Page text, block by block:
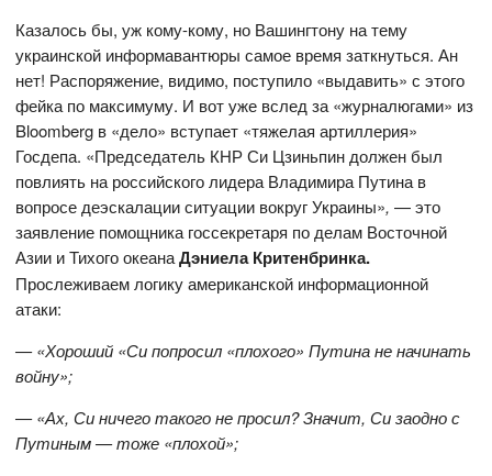
Казалось бы, уж кому-кому, но Вашингтону на тему
украинской информавантюры самое время заткнуться. Ан
нет! Распоряжение, видимо, поступило «выдавить» с этого
фейка по максимуму. И вот уже вслед за «журналюгами» из
Bloomberg в «дело» вступает «тяжелая артиллерия»
Госдепа. «Председатель КНР Си Цзиньпин должен был
повлиять на российского лидера Владимира Путина в
вопросе деэскалации ситуации вокруг Украины», — это
заявление помощника госсекретаря по делам Восточной
Азии и Тихого океанаДэниела Критенбринка.
Прослеживаем логику американской информационной
атаки:
— «Хороший «Си попросил «плохого» Путина не начинать
войну»;
— «Ах, Си ничего такого не просил? Значит, Си заодно с
Путиным — тоже «плохой»;